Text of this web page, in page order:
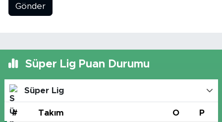
Gönder
Süper Lig Puan Durumu
Süper Lig
# Takım O P